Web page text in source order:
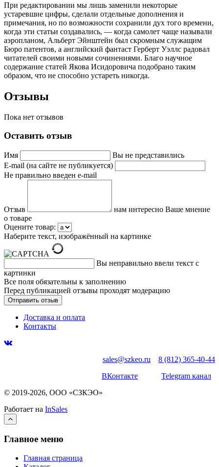
При редактировании мы лишь заменили некоторые
устаревшие цифры, сделали отдельные дополнения и
примечания, но по возможности сохранили дух того времени,
когда эти статьи создавались, — когда самолет чаще называли
аэропланом, Альберт Эйнштейн был скромным служащим
Бюро патентов, а английский фантаст Герберт Уэллс радовал
читателей своими новыми сочинениями. Благо научное
содержание статей Якова Исидоровича подобрано таким
образом, что не способно устареть никогда.
Отзывы
Пока нет отзывов
Оставить отзыв
Имя
Вы не представились
E-mail (на сайте не публикуется)
Не правильно введен e-mail
Отзыв
нам интересно Ваше мнение
о товаре
Оцените товар:
Наберите текст, изображённый на картинке
Вы неправильно ввели текст с
картинки
Все поля обязательны к заполнению
Перед публикацией отзывы проходят модерацию
Доставка и оплата
Контакты
sales@szkeo.ru
8 (812) 365-40-44
ВКонтакте
Telegram канал
© 2019-2026, ООО «СЗКЭО»
Работает на InSales
Главное меню
Главная страница